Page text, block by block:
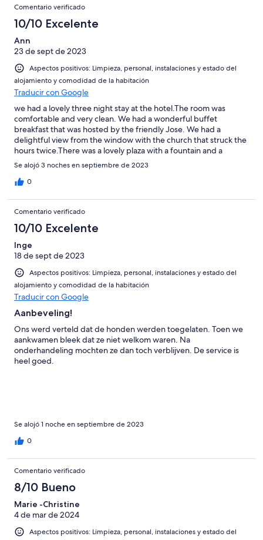
Comentario verificado
10/10 Excelente
Ann
23 de sept de 2023
Aspectos positivos: Limpieza, personal, instalaciones y estado del
alojamiento y comodidad de la habitación
Traducir con Google
we had a lovely three night stay at the hotel.The room was
comfortable and very clean. We had a wonderful buffet
breakfast that was hosted by the friendly Jose. We had a
delightful view from the window with the church that struck the
hours twice.There was a lovely plaza with a fountain and a
sparrow roost in the evening. Although at this time of year the
restaurant wasnt open a(although there was a cafe that had
tapas next door) this wasnt a problem for us as we were able to
hope to revisit the hotel again in the spring.
Se alojó 3 noches en septiembre de 2023
0
Comentario verificado
10/10 Excelente
Inge
18 de sept de 2023
Aspectos positivos: Limpieza, personal, instalaciones y estado del
alojamiento y comodidad de la habitación
Traducir con Google
Aanbeveling!
Ons werd verteld dat de honden werden toegelaten. Toen we
aankwamen bleek dat ze niet welkom waren. Na
onderhandeling mochten ze dan toch verblijven. De service is
heel goed.
Se alojó 1 noche en septiembre de 2023
0
Comentario verificado
8/10 Bueno
Marie -Christine
4 de mar de 2024
Aspectos positivos: Limpieza, personal, instalaciones y estado del